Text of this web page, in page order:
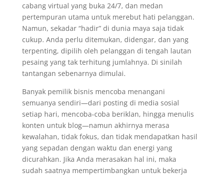
cabang virtual yang buka 24/7, dan medan
pertempuran utama untuk merebut hati pelanggan.
Namun, sekadar “hadir” di dunia maya saja tidak
cukup. Anda perlu ditemukan, didengar, dan yang
terpenting, dipilih oleh pelanggan di tengah lautan
pesaing yang tak terhitung jumlahnya. Di sinilah
tantangan sebenarnya dimulai.
Banyak pemilik bisnis mencoba menangani
semuanya sendiri—dari posting di media sosial
setiap hari, mencoba-coba beriklan, hingga menulis
konten untuk blog—namun akhirnya merasa
kewalahan, tidak fokus, dan tidak mendapatkan hasil
yang sepadan dengan waktu dan energi yang
dicurahkan. Jika Anda merasakan hal ini, maka
sudah saatnya mempertimbangkan untuk bekerja